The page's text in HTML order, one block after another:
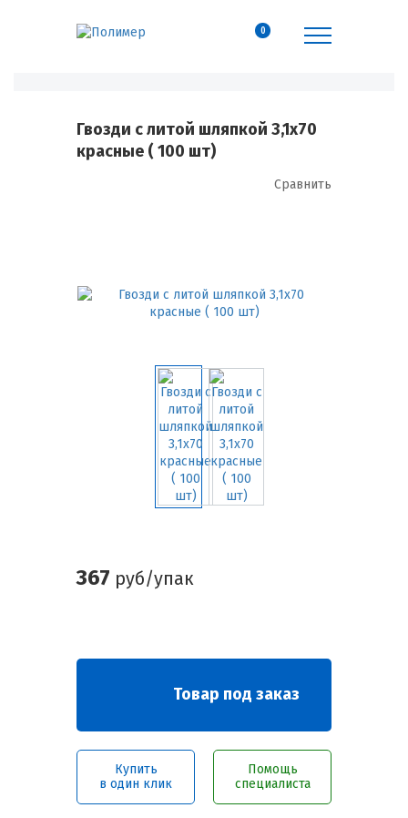
0
Гвозди с литой шляпкой 3,1х70
красные ( 100 шт)
Сравнить
367 руб/упак
Товар под заказ
Купить
в один клик
Помощь
специалиста